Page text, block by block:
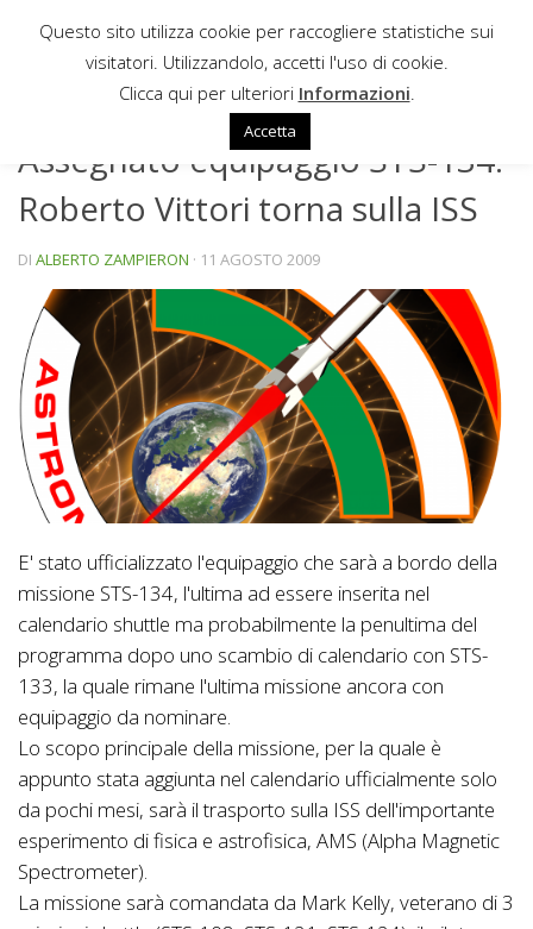
Sotto il contenuto
Assegnato equipaggio STS-134:
Roberto Vittori torna sulla ISS
DI ALBERTO ZAMPIERON · 11 AGOSTO 2009
E' stato ufficializzato l'equipaggio che sarà a bordo della
missione STS-134, l'ultima ad essere inserita nel
calendario shuttle ma probabilmente la penultima del
programma dopo uno scambio di calendario con STS-
133, la quale rimane l'ultima missione ancora con
equipaggio da nominare.
Lo scopo principale della missione, per la quale è
appunto stata aggiunta nel calendario ufficialmente solo
da pochi mesi, sarà il trasporto sulla ISS dell'importante
esperimento di fisica e astrofisica, AMS (Alpha Magnetic
Spectrometer).
La missione sarà comandata da Mark Kelly, veterano di 3
Questo sito utilizza cookie per raccogliere statistiche sui
visitatori. Utilizzandolo, accetti l'uso di cookie.
Clicca qui per ulteriori Informazioni
Accetta